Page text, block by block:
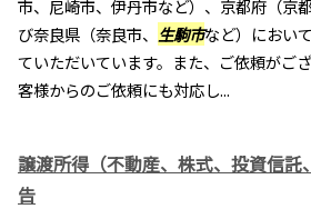
市、尼崎市、伊丹市など）、京都府（京
び奈良県（奈良市、 生駒市など）におい
ていただいています。また、ご依頼がご
客様からのご依頼にも対応し...
譲渡所得（不動産、株式、投資信託
告